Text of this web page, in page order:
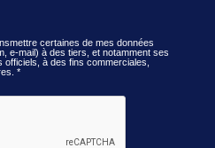
certaines de mes données
e-mail) à des tiers, et notamment ses
à des fins commerciales,
*